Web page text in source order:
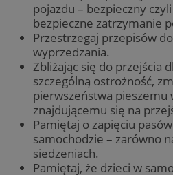
pojazdu – bezpieczny
bezpieczne zatrzymanie
Przestrzegaj przepisów
wyprzedzania.
Zbliżając się do przejścia
szczególną ostrożność,
pierwszeństwa pieszemu
znajdującemu się na
Pamiętaj o zapięciu
samochodzie – zarówno
siedzeniach.
Pamiętaj, że dzieci w